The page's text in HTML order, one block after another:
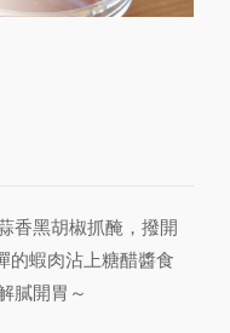
香黑胡椒抓醃，撥開
的蝦肉沾上糖醋醬食
膩開胃～
的蝦肉沾上糖醋醬食